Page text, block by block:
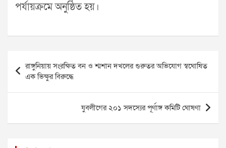
পর্যায়ক্রমে অনুষ্ঠিত হয়।
navigation
রাঙ্গুনিয়ায় সংরক্ষিত বন ও শ্মশান দখলের গুরুতর অভিযোগ স্বঘোষিত
এক ভিক্ষুর বিরুদ্ধে
যুবলীগের ২০১ সদস্যের পূর্ণাঙ্গ কমিটি ঘোষণা